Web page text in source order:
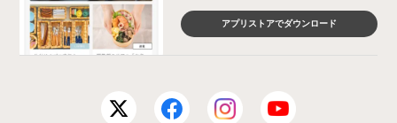
アプリストアでダウンロード